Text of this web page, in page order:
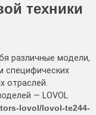
техники
различные модели,
специфических
отраслей.
— LOVOL
lovol/lovol-te244-